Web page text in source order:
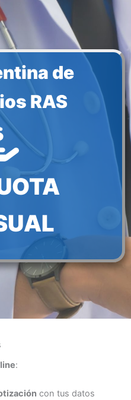
de
RAS
:
con tus datos